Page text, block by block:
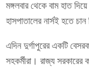
মঙ্গলবার থেকে বাম হাত
হাসপাতালের নার্সই হতে চান
এদিন দুর্গাপুরের একটি
সহকর্মীরা। রাজ্য সরকারের